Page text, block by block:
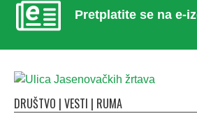
Pretplatite se na e-
DRUŠTVO | VESTI | RUMA